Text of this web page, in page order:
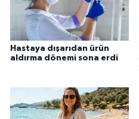
Hastaya dışarıdan ürün
aldırma dönemi sona erdi